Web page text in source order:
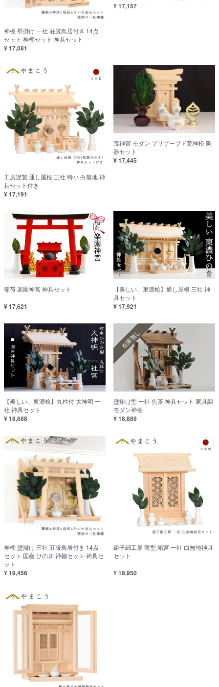
神棚 壁掛け 一社 荘厳鳥居付き 14点
セット 神棚セット 神具セット
¥ 17,081
¥ 17,157
工房謹製 通し屋根 三社 特小 白無地 神
具セット付き
¥ 17,191
荒神宮 モダン プリザーブド荒神松 陶
器セット
¥ 17,445
稲荷 楽園神宮 神具セット
¥ 17,621
【美しい、東濃桧】通し屋根 三社 神
具セット
¥ 17,921
【美しい、東濃桧】丸柱付 大神明 一
社 神具セット
¥ 18,688
在庫無し
壁掛け型 一社 焦茶 神具セット 家具調
モダン神棚
¥ 18,889
神棚 壁掛け 三社 荘厳鳥居付き 14点
セット 国産 ひのき 神棚セット 神具セ
ット
¥ 19,456
組子細工扉 薄型 箱宮 一社 白無地神具
セット
¥ 19,950